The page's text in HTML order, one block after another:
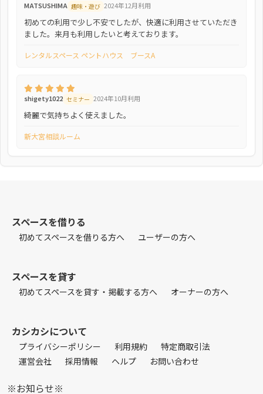
MATSUSHIMA 趣味・遊び 2024年12月利用
初めての利用で少し不安でしたが、快適に利用させていただき
ました。来月も利用したいと考えております。
レンタルスペース ペントハウス ブースA
shigety1022 セミナー 2024年10月利用
綺麗で気持ちよく使えました。
新大宮相談ルーム
スペースを借りる
初めてスペースを借りる方へ ユーザーの方へ
スペースを貸す
初めてスペースを貸す・掲載する方へ オーナーの方へ
カシカシについて
プライバシーポリシー 利用規約
特定商取引法
運営会社
採用情報 ヘルプ お問い合わせ
※お知らせ※